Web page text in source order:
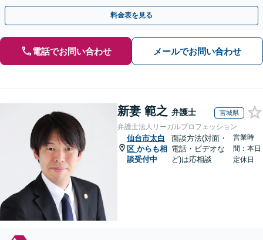
他士業ともワンストップで対応可能【休日・夜間面談OK】
料金表を見る
電話でお問い合わせ メールでお問い合わせ
新妻 範之 弁護士 宮城県
弁護士法人リーガルプロフェッション
仙台市太白
区 からも相
談受付中
面談方法(対面・
電話・ビデオな
ど)は応相談
営業時
間：本日
定休日